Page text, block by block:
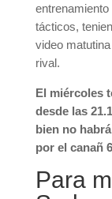
tácticos,
video
rival.
El miércoles
desde las
bien no
por el canañ
Para